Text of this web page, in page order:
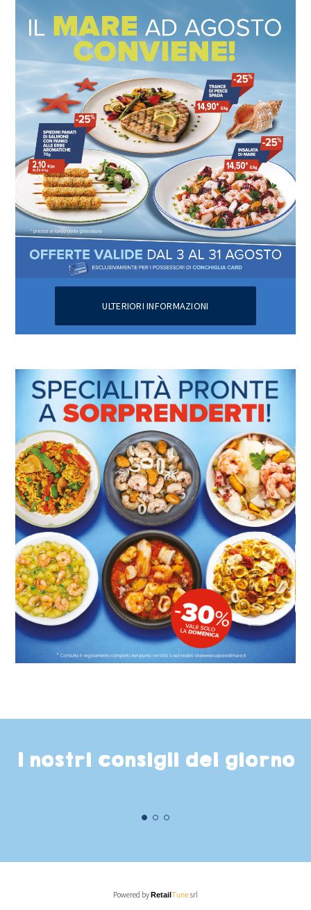
ULTERIORI INFORMAZIONI
I nostri consigli del giorno
Powered byRetailTunesrl